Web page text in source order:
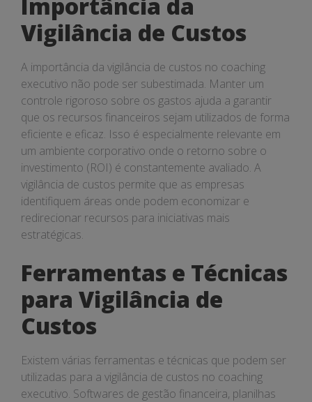
Vigilância de Custos
A importância da vigilância de custos no coaching
executivo não pode ser subestimada. Manter um
controle rigoroso sobre os gastos ajuda a garantir
que os recursos financeiros sejam utilizados de forma
eficiente e eficaz. Isso é especialmente relevante em
um ambiente corporativo onde o retorno sobre o
investimento (ROI) é constantemente avaliado. A
vigilância de custos permite que as empresas
identifiquem áreas onde podem economizar e
redirecionar recursos para iniciativas mais
estratégicas.
Ferramentas e Técnicas
para Vigilância de
Custos
Existem várias ferramentas e técnicas que podem ser
utilizadas para a vigilância de custos no coaching
executivo. Softwares de gestão financeira, planilhas